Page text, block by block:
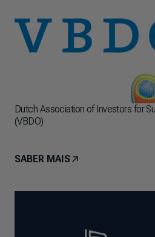
Dutch Association of Investors for
(VBDO)
SABER MAIS